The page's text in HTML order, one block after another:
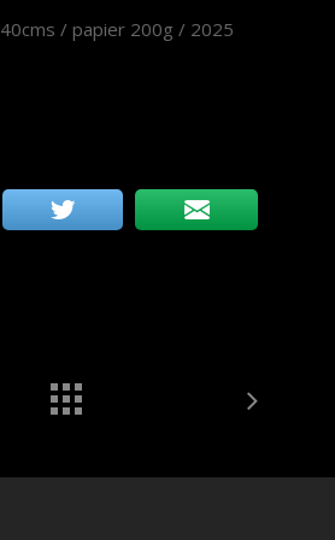
/ papier 200g / 2025